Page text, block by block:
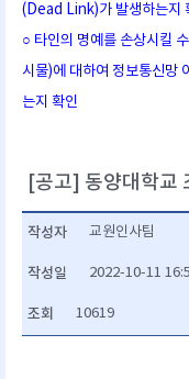
(Dead Link)가 발생하는지
○ 타인의 명예를 손상시킬
시물)에 대하여 정보통신망
는지 확인
[공고] 동양대학교
작성자 교원인사팀
작성일 2022-10-11
조회 10619